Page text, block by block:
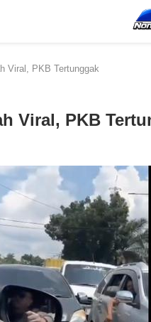
Viral, PKB Tertunggak
Viral, PKB